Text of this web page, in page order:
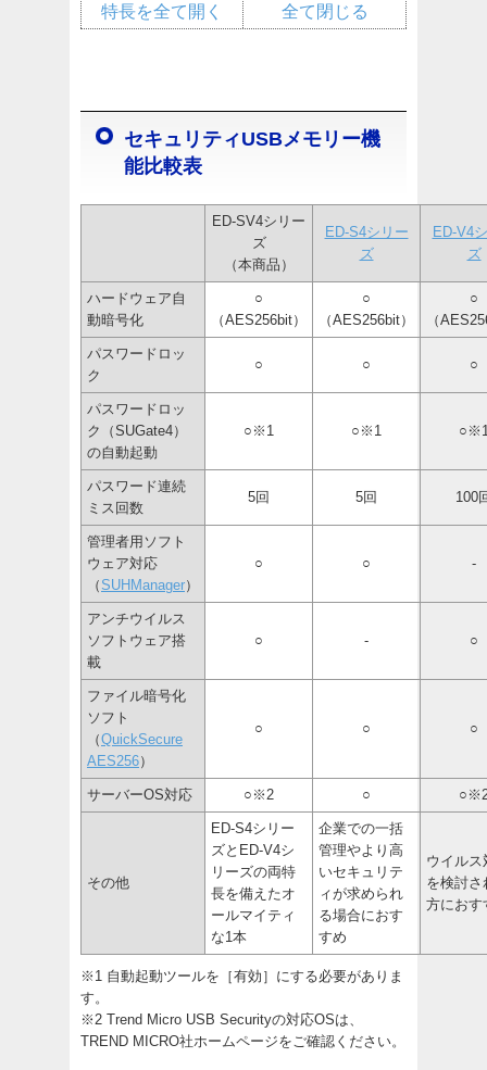
全て閉じる
特長を全て開く
セキュリティUSBメモリー機
能比較表
ED-SV4シリー
ズ
（本商品）
ED-S4シリー
ズ
ED-V4
ズ
ハードウェア自
動暗号化
○
（AES256bit）
○
（AES256bit）
○
（
パスワードロッ
ク
○ ○ ○
パスワードロッ
ク（SUGate4）
の自動起動
○※1 ○※1
パスワード連続
ミス回数
5回 5回 100
管理者用ソフト
ウェア対応
（SUHManager）
○ ○ -
アンチウイルス
ソフトウェア搭
載
○ - ○
ファイル暗号化
ソフト
（QuickSecure
AES256）
○ ○ ○
サーバーOS対応 ○※2 ○
その他
ED-S4シリー
ズとED-V4シ
リーズの両特
長を備えたオ
ールマイティ
な1本
企業での一括
管理やより高
いセキュリテ
ィが求められ
る場合におす
すめ
ウイルス
を検討さ
方におす
※1 自動起動ツールを［有効］にする必要がありま
す。
※2 Trend Micro USB Securityの対応OSは、
TREND MICRO社ホームページをご確認ください。